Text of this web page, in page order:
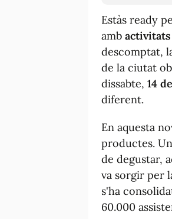
Estàs ready
amb activitats
descomptat,
de la ciutat
dissabte, 14
diferent.
En aquesta
productes.
de degustar,
va sorgir per
s'ha
60.000